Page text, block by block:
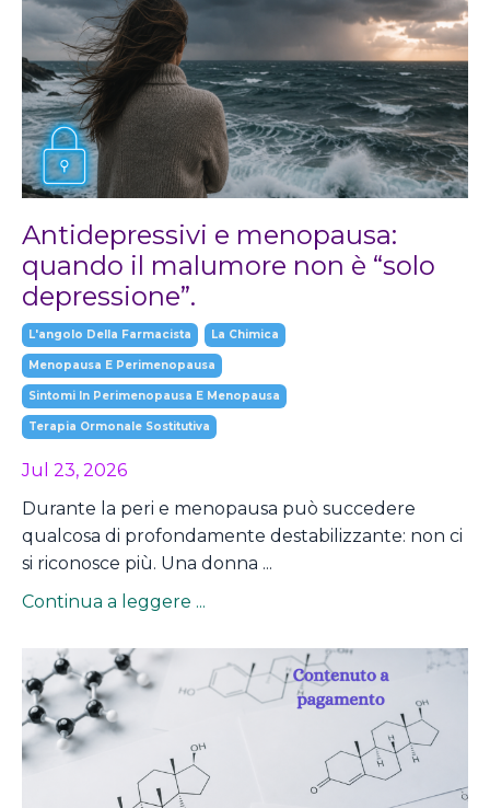
Antidepressivi e menopausa:
quando il malumore non è “solo
depressione”.
L'angolo Della Farmacista La Chimica
Menopausa E Perimenopausa
Sintomi In Perimenopausa E Menopausa
Terapia Ormonale Sostitutiva
Jul 23, 2026
Durante la peri e menopausa può succedere
qualcosa di profondamente destabilizzante: non ci
si riconosce più. Una donna ...
Continua a leggere ...